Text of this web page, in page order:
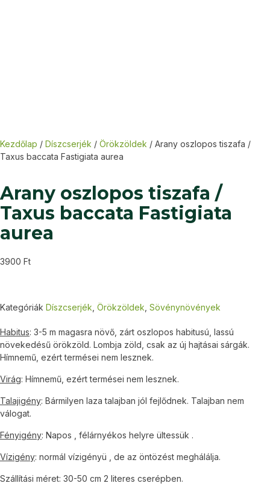
Kezdőlap / Díszcserjék / Örökzöldek / Arany oszlopos tiszafa /
Taxus baccata Fastigiata aurea
Arany oszlopos tiszafa /
Taxus baccata Fastigiata
aurea
3900 Ft
Kategóriák Díszcserjék Örökzöldek Sövénynövények
Habitus: 3-5 m magasra növő, zárt oszlopos habitusú, lassú
növekedésű örökzöld. Lombja zöld, csak az új hajtásai sárgák.
Hímnemű, ezért termései nem lesznek.
Virág: Hímnemű, ezért termései nem lesznek.
Talajigény: Bármilyen laza talajban jól fejlődnek. Talajban nem
válogat.
Fényigény: Napos , félárnyékos helyre ültessük .
Vízigény: normál vízigényü , de az öntözést meghálálja.
Szállítási méret: 30-50 cm 2 literes cserépben.